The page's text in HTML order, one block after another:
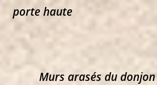
porte haute
Murs arasés du